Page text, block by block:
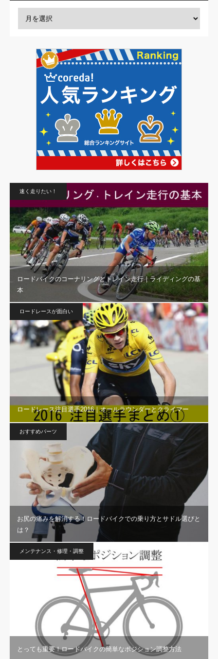
速く走りたい！
ロードバイクのコーナリングとトレイン走行｜ライディングの基
本
ロードレースが面白い
ロードレース注目選手2016｜オールラウンダーとクライマー
おすすめパーツ
お尻の痛みを解消する！ロードバイクでの乗り方とサドル選びと
は？
メンテナンス・修理・調整
とっても重要！ロードバイクの簡単なポジション調整方法